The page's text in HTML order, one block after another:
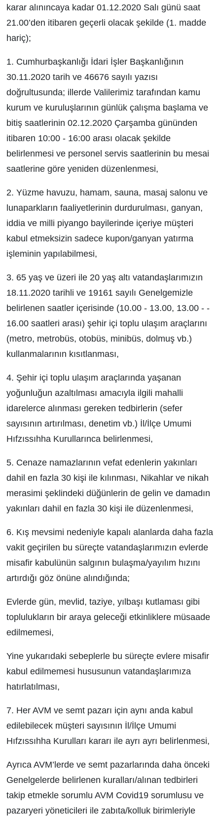
karar alınıncaya kadar 01.12.2020 Salı günü saat
21.00’den itibaren geçerli olacak şekilde (1. madde
hariç);
1. Cumhurbaşkanlığı İdari İşler Başkanlığının
30.11.2020 tarih ve 46676 sayılı yazısı
doğrultusunda; illerde Valilerimiz tarafından kamu
kurum ve kuruluşlarının günlük çalışma başlama ve
bitiş saatlerinin 02.12.2020 Çarşamba gününden
itibaren 10:00­ - 16:00 arası olacak şekilde
belirlenmesi ve personel servis saatlerinin bu mesai
saatlerine göre yeniden düzenlenmesi,
2. Yüzme havuzu, hamam, sauna, masaj salonu ve
lunaparkların faaliyetlerinin durdurulması, ganyan,
iddia ve milli piyango bayilerinde içeriye müşteri
kabul etmeksizin sadece kupon/ganyan yatırma
işleminin yapılabilmesi,
3. 65 yaş ve üzeri ile 20 yaş altı vatandaşlarımızın
18.11.2020 tarihli ve 19161 sayılı Genelgemizle
belirlenen saatler içerisinde (10.00­ - 13.00, 13.00 - ­
16.00 saatleri arası) şehir içi toplu ulaşım araçlarını
(metro, metrobüs, otobüs, minibüs, dolmuş vb.)
kullanmalarının kısıtlanması,
4. Şehir içi toplu ulaşım araçlarında yaşanan
yoğunluğun azaltılması amacıyla ilgili mahalli
idarelerce alınması gereken tedbirlerin (sefer
sayısının artırılması, denetim vb.) İl/İlçe Umumi
Hıfzıssıhha Kurullarınca belirlenmesi,
5. Cenaze namazlarının vefat edenlerin yakınları
dahil en fazla 30 kişi ile kılınması, Nikahlar ve nikah
merasimi şeklindeki düğünlerin de gelin ve damadın
yakınları dahil en fazla 30 kişi ile düzenlenmesi,
6. Kış mevsimi nedeniyle kapalı alanlarda daha fazla
vakit geçirilen bu süreçte vatandaşlarımızın evlerde
misafir kabulünün salgının bulaşma/yayılım hızını
artırdığı göz önüne alındığında; ­
Evlerde gün, mevlid, taziye, yılbaşı kutlaması gibi
toplulukların bir araya geleceği etkinliklere müsaade
edilmemesi, ­
Yine yukarıdaki sebeplerle bu süreçte evlere misafir
kabul edilmemesi hususunun vatandaşlarımıza
hatırlatılması,
7. Her AVM ve semt pazarı için aynı anda kabul
edilebilecek müşteri sayısının İl/İlçe Umumi
Hıfzıssıhha Kurulları kararı ile ayrı ayrı belirlenmesi,
Ayrıca AVM’lerde ve semt pazarlarında daha önceki
Genelgelerde belirlenen kuralları/alınan tedbirleri
takip etmekle sorumlu AVM Covid­19 sorumlusu ve
pazaryeri yöneticileri ile zabıta/kolluk birimleriyle